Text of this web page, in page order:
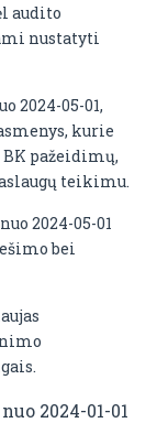
audito
nustatyti
2024-05-01,
kurie
pažeidimų,
teikimu.
2024-05-01
bei
2024-01-01